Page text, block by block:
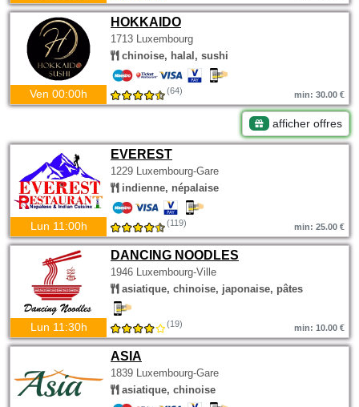
HOKKAIDO
1713 Luxembourg
chinoise, halal, sushi
Ven 00:00h (64) min: 30.00 €
afficher offres
EVEREST
1229 Luxembourg-Gare
indienne, népalaise
Lun 11:00h (119) min: 25.00 €
DANCING NOODLES
1946 Luxembourg-Ville
asiatique, chinoise, japonaise, pâtes
Lun 11:30h (19) min: 10.00 €
ASIA
1839 Luxembourg-Gare
asiatique, chinoise